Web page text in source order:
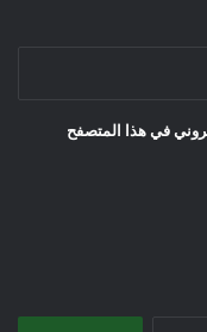
في هذا المتصفح